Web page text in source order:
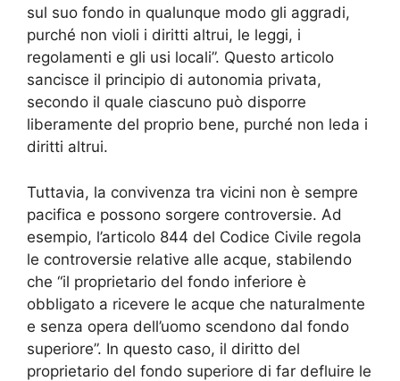
sul suo fondo in qualunque modo gli aggradi,
purché non violi i diritti altrui, le leggi, i
regolamenti e gli usi locali”. Questo articolo
sancisce il principio di autonomia privata,
secondo il quale ciascuno può disporre
liberamente del proprio bene, purché non leda i
diritti altrui.
Tuttavia, la convivenza tra vicini non è sempre
pacifica e possono sorgere controversie. Ad
esempio, l’articolo 844 del Codice Civile regola
le controversie relative alle acque, stabilendo
che “il proprietario del fondo inferiore è
obbligato a ricevere le acque che naturalmente
e senza opera dell’uomo scendono dal fondo
superiore”. In questo caso, il diritto del
proprietario del fondo superiore di far defluire le